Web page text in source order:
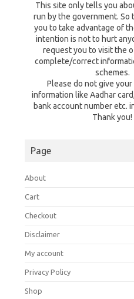
This site only tells you
run by the government. So
you to take advantage of
intention is not to hurt
request you to visit the
complete/correct
schemes.
Please do not give
information like Aadhar
bank account number etc.
Thank you!
Page
About
Cart
Checkout
Disclaimer
My account
Privacy Policy
Shop